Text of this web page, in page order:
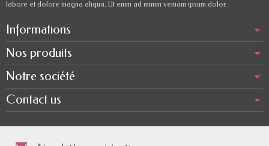
labore et dolore magna aliqua. Ut enim ad minim veniam ipsum dolor.
Informations
Nos produits
Notre société
Contact us